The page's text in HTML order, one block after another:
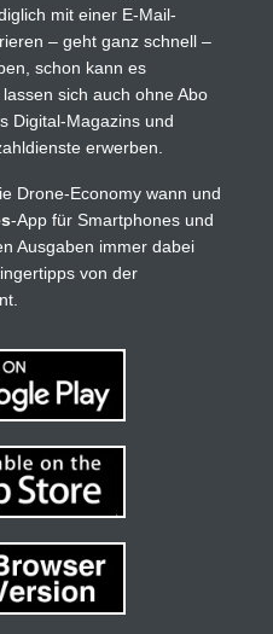
mit einer E-Mail-
– geht ganz schnell –
schon kann es
sich auch ohne Abo
Digital-Magazins und
erwerben.
Drone-Economy wann und
-App für Smartphones und
Ausgaben immer dabei
von der